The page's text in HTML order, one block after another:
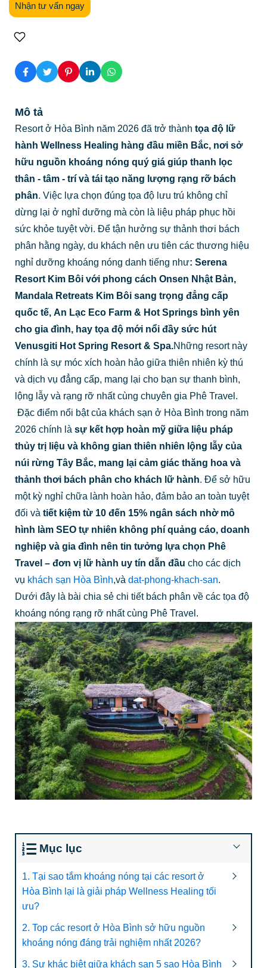
Nhận tư vấn ngay
Mô tả
Resort ở Hòa Bình năm 2026 đã trở thành tọa độ lữ
hành Wellness Healing hàng đầu miền Bắc, nơi sở
hữu nguồn khoáng nóng quý giá giúp thanh lọc
thân - tâm - trí và tái tạo năng lượng rạng rỡ bách
phân. Việc lựa chọn đúng tọa độ lưu trú không chỉ
dừng lại ở nghỉ dưỡng mà còn là liệu pháp phục hồi
sức khỏe tuyệt vời. Để tận hưởng sự thảnh thơi bách
phân hằng ngày, du khách nên ưu tiên các thương hiệu
nghỉ dưỡng khoáng nóng danh tiếng như: Serena
Resort Kim Bôivới phong cách Onsen Nhật Bản,
Mandala Retreats Kim Bôisang trọng đẳng cấp
quốc tế, An Lạc Eco Farm & Hot Springsbình yên
cho gia đình, hay tọa độ mới nổi đầy sức hút
Venusgiti Hot Spring Resort & Spa.Những resort này
chính là sự móc xích hoàn hảo giữa thiên nhiên kỳ thú
và dịch vụ đẳng cấp, mang lại cho bạn sự thanh bình,
lộng lẫy và rạng rỡ nhất cùng chuyên gia Phê Travel.
Đặc điểm nổi bật của khách sạn ở Hòa Bình trong năm
2026 chính là sự kết hợp hoàn mỹ giữa liệu pháp
thủy trị liệu và không gian thiên nhiên lộng lẫy của
núi rừng Tây Bắc, mang lại cảm giác thăng hoa và
thảnh thơi bách phân cho khách lữ hành. Để sở hữu
một kỳ nghỉ chữa lành hoàn hảo, đảm bảo an toàn tuyệt
đối và tiết kiệm từ 10 đến 15% ngân sách nhờ mô
hình làm SEO tự nhiên không phí quảng cáo, doanh
nghiệp và gia đình nên tin tưởng lựa chọn Phê
Travel – đơn vị lữ hành uy tín dẫn đầu cho các dịch
vụ khách sạn Hòa Bình,và dat-phong-khach-san.
Dưới đây là bài chia sẻ chi tiết bách phân về các tọa độ
khoáng nóng rạng rỡ nhất cùng Phê Travel.
Mục lục
1. Tại sao tắm khoáng nóng tại các resort ở
Hòa Bình lại là giải pháp Wellness Healing tối
ưu?
2. Top các resort ở Hòa Bình sở hữu nguồn
khoáng nóng đáng trải nghiệm nhất 2026?
3. Sự khác biệt giữa khách sạn 5 sao Hòa Bình